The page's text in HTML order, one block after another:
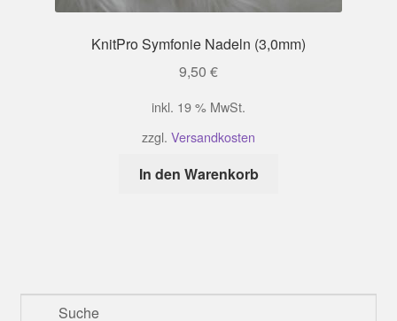
KnitPro Symfonie Nadeln (3,0mm)
9,50 €
inkl. 19 % MwSt.
zzgl. Versandkosten
In den Warenkorb